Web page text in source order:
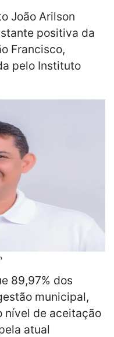
João Arilson
positiva da
Francisco,
pelo Instituto
89,97% dos
municipal,
nível de aceitação
atual